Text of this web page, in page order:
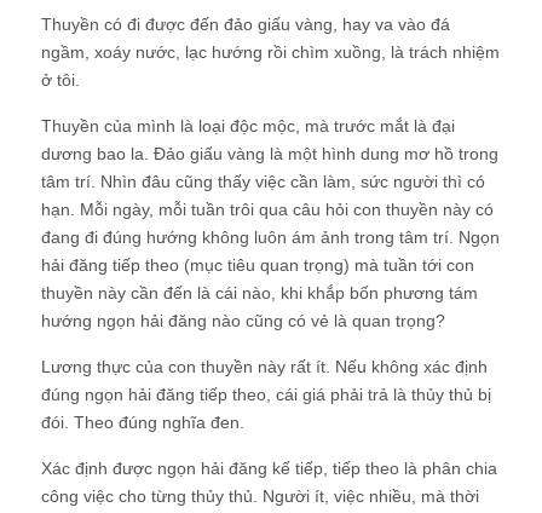
Thuyền có đi được đến đảo giấu vàng, hay va vào đá
ngầm, xoáy nước, lạc hướng rồi chìm xuồng, là trách nhiệm
ở tôi.
Thuyền của mình là loại độc mộc, mà trước mắt là đại
dương bao la. Đảo giấu vàng là một hình dung mơ hồ trong
tâm trí. Nhìn đâu cũng thấy việc cần làm, sức người thì có
hạn. Mỗi ngày, mỗi tuần trôi qua câu hỏi con thuyền này có
đang đi đúng hướng không luôn ám ảnh trong tâm trí. Ngọn
hải đăng tiếp theo (mục tiêu quan trọng) mà tuần tới con
thuyền này cần đến là cái nào, khi khắp bốn phương tám
hướng ngọn hải đăng nào cũng có vẻ là quan trọng?
Lương thực của con thuyền này rất ít. Nếu không xác định
đúng ngọn hải đăng tiếp theo, cái giá phải trả là thủy thủ bị
đói. Theo đúng nghĩa đen.
Xác định được ngọn hải đăng kế tiếp, tiếp theo là phân chia
công việc cho từng thủy thủ. Người ít, việc nhiều, mà thời